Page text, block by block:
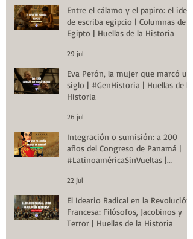
Entre el cálamo y el papiro: el ideal
de escriba egipcio | Columnas de
Egipto | Huellas de la Historia
29 jul
Eva Perón, la mujer que marcó un
siglo | #GenHistoria | Huellas de la
Historia
26 jul
Integración o sumisión: a 200
años del Congreso de Panamá |
#LatinoaméricaSinVueltas |
22 jul
El Ideario Radical en la Revolución
Francesa: Filósofos, Jacobinos y
Terror | Huellas de la Historia